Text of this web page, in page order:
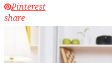
Pinterest
share